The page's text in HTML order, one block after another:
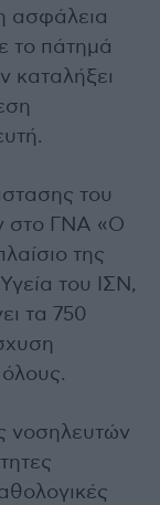
ασφάλεια
το πάτημά
καταλήξει
του
στο ΓΝΑ «Ο
της
του ΙΣΝ,
τα 750
νοσηλευτών